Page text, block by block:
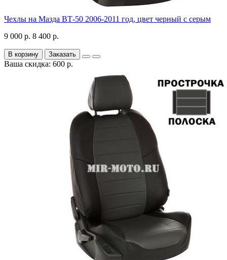
Чехлы на Мазда ВТ-50 2006-2011 год, цвет черный с серым
9 000 р. 8 400 р.
В корзину Заказать
Ваша скидка: 600 р.